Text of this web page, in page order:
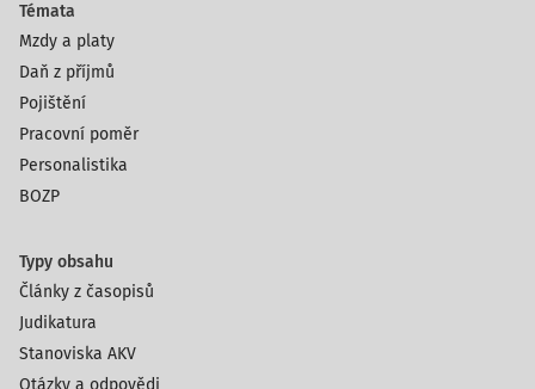
Témata
Mzdy a platy
Daň z příjmů
Pojištění
Pracovní poměr
Personalistika
BOZP
Typy obsahu
Články z časopisů
Judikatura
Stanoviska AKV
Otázky a odpovědi